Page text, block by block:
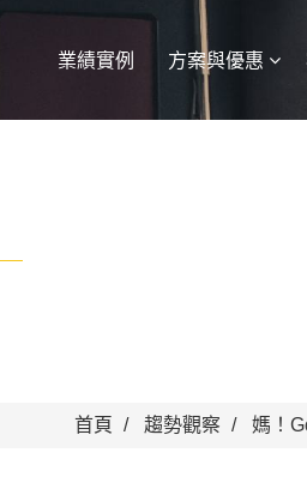
業績實例 方案與優惠
首頁 趨勢觀察 媽！